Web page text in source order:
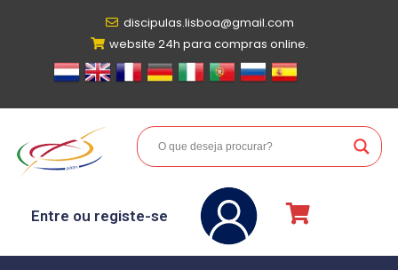
discipulas.lisboa@gmail.com
website 24h para compras online.
Entre ou registe-se